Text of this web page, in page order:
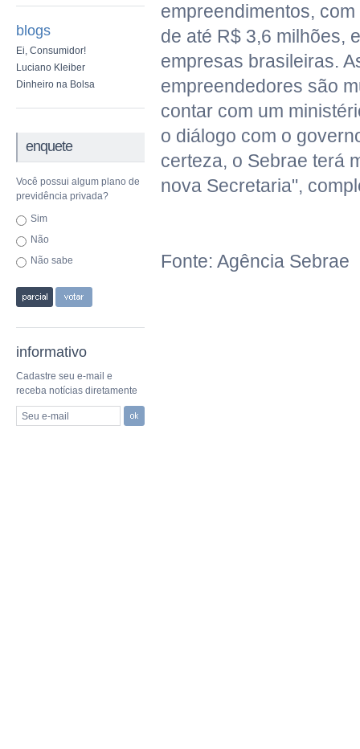
blogs
Ei, Consumidor!
Luciano Kleiber
Dinheiro na Bolsa
enquete
Você possui algum plano de
previdência privada?
Sim
Não
Não sabe
informativo
Cadastre seu e-mail e
receba notícias diretamente
Seu e-mail
empreendimentos,
de até R$ 3,6 milhões,
empresas brasileiras.
empreendedores são
contar com um
o diálogo com o
certeza, o Sebrae terá
nova Secretaria",
Fonte: Agência Sebrae